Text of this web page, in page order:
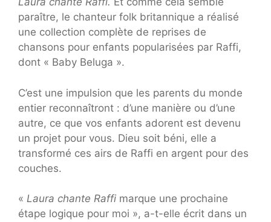
paraître, le chanteur folk britannique a réalisé
une collection complète de reprises de
chansons pour enfants popularisées par Raffi,
dont « Baby Beluga ».
C’est une impulsion que les parents du monde
entier reconnaîtront : d’une manière ou d’une
autre, ce que vos enfants adorent est devenu
un projet pour vous. Dieu soit béni, elle a
transformé ces airs de Raffi en argent pour des
couches.
« Laura chante Raffi marque une prochaine
étape logique pour moi », a-t-elle écrit dans un